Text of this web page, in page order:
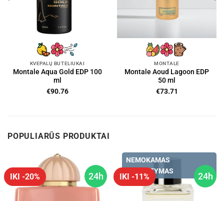
KVEPALŲ BUTELIUKAI
Montale Aqua Gold EDP 100
ml
€90.76
MONTALE
Montale Aoud Lagoon EDP
50 ml
€73.71
POPULIARŪS PRODUKTAI
24h
IKI -20% 24h
IKI -11%
NEMOKAMAS
PRISTATYMAS